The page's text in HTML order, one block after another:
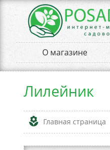
О магазине
Лилейник
local_florist Главная страница